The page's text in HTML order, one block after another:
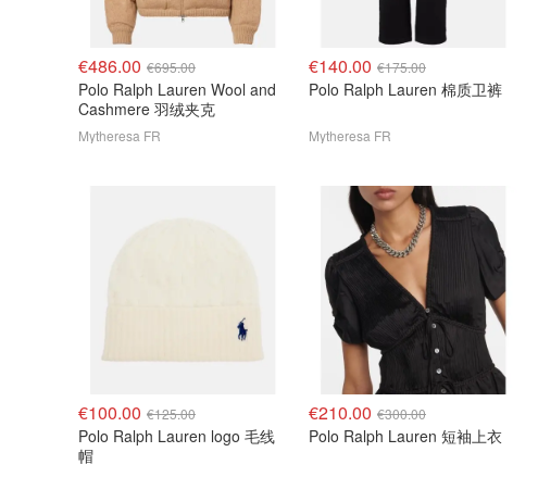
€486.00 €695.00
Polo Ralph Lauren Wool and
Cashmere 羽绒夹克
Mytheresa FR
€140.00 €175.00
Polo Ralph Lauren 棉质卫裤
Mytheresa FR
€100.00 €125.00
Polo Ralph Lauren logo 毛线
帽
€210.00 €300.00
Polo Ralph Lauren 短袖上衣